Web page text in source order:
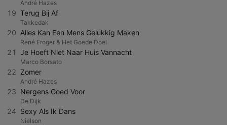
André Hazes
19 Terug Bij Af
Takkedak
20 Alles Kan Een Mens Gelukkig Maken
René Froger & Het Goede Doel
21 Je Hoeft Niet Naar Huis Vannacht
Marco Borsato
22 Zomer
André Hazes
23 Nergens Goed Voor
De Dijk
24 Sexy Als Ik Dans
Nielson